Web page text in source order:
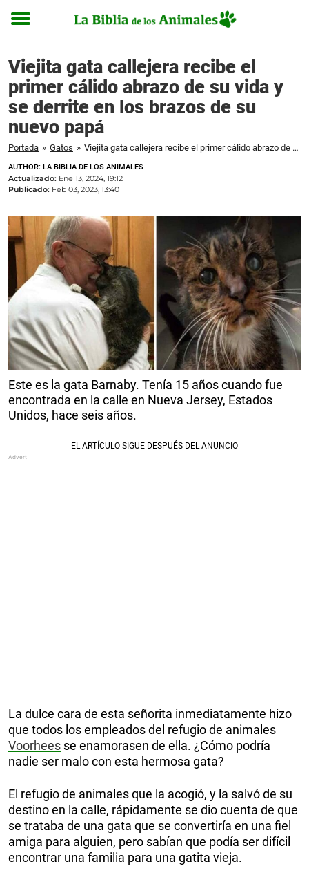
Toggle
Viejita gata callejera recibe el
primer cálido abrazo de su vida y
se derrite en los brazos de su
nuevo papá
Portada » Gatos » Viejita gata callejera recibe el primer cálido abrazo de su vida y se derrite en los brazos de su nuevo papá
AUTHOR: LA BIBLIA DE LOS ANIMALES
Actualizado: Ene 13, 2024, 19:12
Publicado: Feb 03, 2023, 13:40
Este es la gata Barnaby. Tenía 15 años cuando fue
encontrada en la calle en Nueva Jersey, Estados
Unidos, hace seis años.
La dulce cara de esta señorita inmediatamente hizo
que todos los empleados del refugio de animales
Voorhees se enamorasen de ella. ¿Cómo podría
nadie ser malo con esta hermosa gata?
El refugio de animales que la acogió, y la salvó de su
destino en la calle, rápidamente se dio cuenta de que
se trataba de una gata que se convertiría en una fiel
amiga para alguien, pero sabían que podía ser difícil
encontrar una familia para una gatita vieja.